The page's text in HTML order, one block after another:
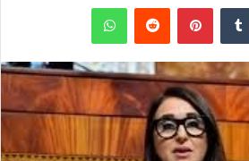
بينتيريست